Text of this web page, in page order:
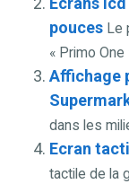
pouces Le
« Primo One
Affichage
dans les
Ecran
tactile de la